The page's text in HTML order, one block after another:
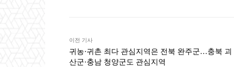
이전 기사
귀농·귀촌 최다 관심지역은 전북 완주군…충북 괴
산군·충남 청양군도 관심지역